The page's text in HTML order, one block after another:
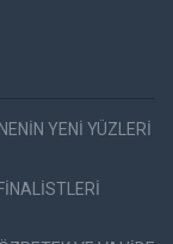
YENİ YÜZLERİ